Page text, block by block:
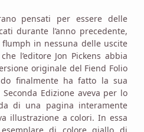
pensati per essere delle
durante l’anno precedente,
flumph in nessuna delle uscite
l’editore Jon Pickens abbia
originale del Fiend Folio
finalmente ha fatto la sua
Edizione aveva per lo
di una pagina interamente
illustrazione a colori. In essa